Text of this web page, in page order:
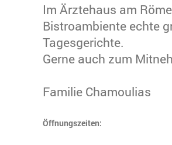
Im Ärztehaus am
Bistroambiente echte
Tagesgerichte.
Gerne auch zum
Familie Chamoulias
Öffnungszeiten: